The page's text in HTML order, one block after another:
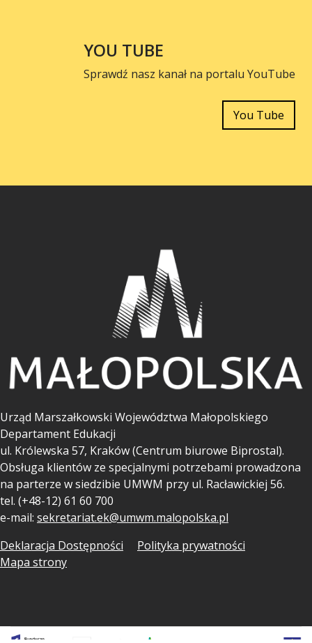
YOU TUBE
Sprawdź nasz kanał na portalu YouTube
You Tube
Urząd Marszałkowski Województwa Małopolskiego
Departament Edukacji
ul. Królewska 57, Kraków (Centrum biurowe Biprostal).
Obsługa klientów ze specjalnymi potrzebami prowadzona
na parterze w siedzibie UMWM przy ul. Racławickiej 56.
tel. (+48-12) 61 60 700
e-mail: sekretariat.ek@umwm.malopolska.pl
Deklaracja Dostępności
Polityka prywatności
Mapa strony